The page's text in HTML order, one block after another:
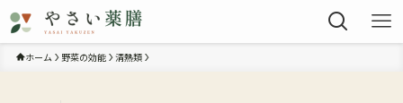
ホーム 野菜の効能 清熱類